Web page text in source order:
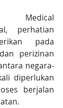
perhatian
pada
perizinan
negara-
diperlukan
berjalan